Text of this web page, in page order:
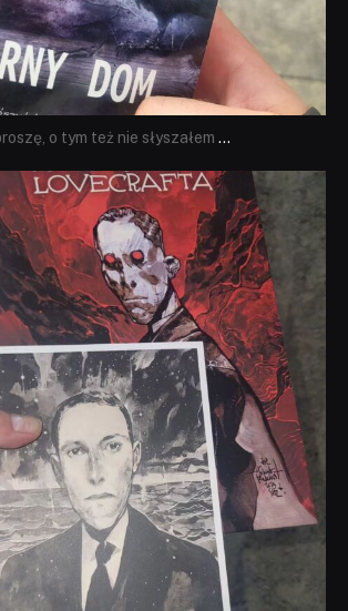
o tym też nie słyszałem ...
dobryhorror
Wrz 19